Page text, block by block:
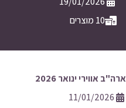
10 מוצרים
ארה"ב אווירי ינואר 2026
11/01/2026